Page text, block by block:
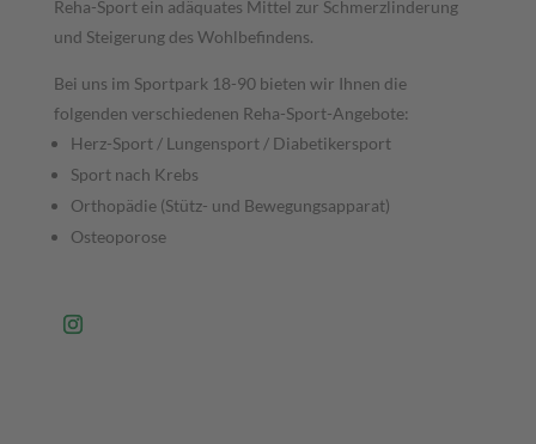
Reha-Sport ein adäquates Mittel zur Schmerzlinderung
und Steigerung des Wohlbefindens.
Bei uns im Sportpark 18-90 bieten wir Ihnen die
folgenden verschiedenen Reha-Sport-Angebote:
Herz-Sport / Lungensport / Diabetikersport
Sport nach Krebs
Orthopädie (Stütz- und Bewegungsapparat)
Osteoporose